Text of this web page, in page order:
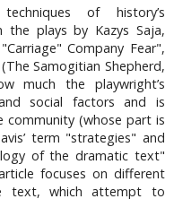
of history’s
the plays by Kazys Saja,
Company Fear",
Samogitian Shepherd,
much the playwright’s
social factors and is
community (whose part is
term "strategies" and
of the dramatic text"
focuses on different
text, which attempt to